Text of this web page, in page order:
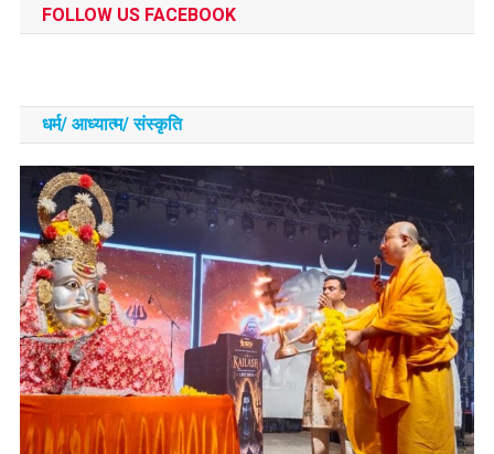
FOLLOW US FACEBOOK
धर्म/ आध्‍यात्‍म/ संस्‍कृति